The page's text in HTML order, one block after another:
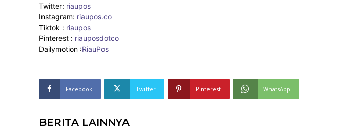
Twitter: riaupos
Instagram: riaupos.co
Tiktok : riaupos
Pinterest : riauposdotco
Dailymotion :RiauPos
Facebook Twitter Pinterest WhatsApp
BERITA LAINNYA